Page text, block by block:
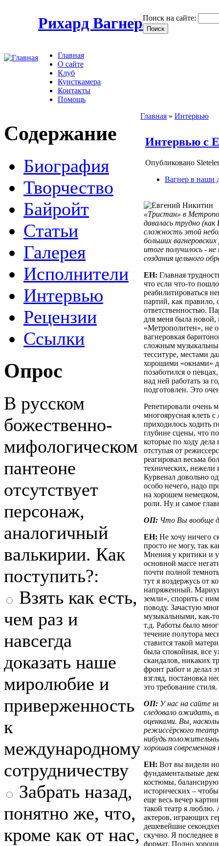
Рихард ВагнерПоиск на сайте:
Главная
О сайте
Клуб
Кунсткамера
Контакты
Помощь
Содержание
Биография
Творчество
Байройт
Статьи
Галерея
Исполнители
Интервью
Рецензии
Ссылки
Опрос
В русском
божественно-
мифологическом
пантеоне
отсутствует
персонаж,
аналогичный
валькирии. Как
поступить?:
Взять как есть,
чем раз и
навсегда
доказать наше
миролюбие и
приверженность
к
международному
сотрудничеству
Забрать назад,
понятно же, что,
кроме как от нас,
Главная » Интервью
Интервью с
Опубликовано
Вагнер в наши
«Тристан» в
давалась трудно
сложность этой
больших
итоге получилось - не
создания цельного
ЕН: Главная
что если что-то
реабилитироваться
партий, как правило,
ответственностью.
для меня была новой,
«Метрополитен», не
вагнеровкая
сложным
тесситуре, местами
хорошими «окнами»
позаботился о
над ней работать за
подготовлен. Это
Репетировали очень
многоярусная клеть
приходилось ходить
глубине сцены, что
которые по ходу дела
отступая от
реагировал весьма
технических, нежели
Курвенал довольно
особо нечего, надо
на хорошем
роли. Ну и самое
ОП: Что Вы вообще
ЕН: Не хочу ничего
просто не могу, так
Мнения у критики и у
основной массе
почти полной
тут я воздержусь от
напряженный.
земли», спорить с
поводу. Зачастую
музыкальными, как-
т.д. Работы было
течение полутора
ставится такой
была спокойная, все
скандалов, никаких
фронт работ и делал
взгляд, постановка
это требование стиля.
ОП: У нас на сайте
следовало ожидать,
оценками. Вы,
режиссёрского
нибудь
хорошая
ЕН: Вот вы видели
фундаментальные
костюмы,
исторических –
еще весь вечер
такой театр я люблю.
актеров, играющих
дешевейшие
скучно. Я последнее
формат. Полно